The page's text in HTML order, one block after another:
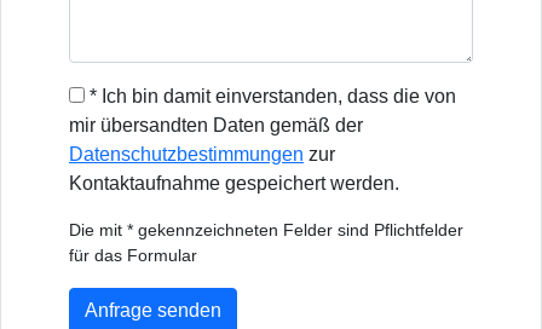
* Ich bin damit einverstanden, dass die von
mir übersandten Daten gemäß der
Datenschutzbestimmungen zur
Kontaktaufnahme gespeichert werden.
Die mit * gekennzeichneten Felder sind Pflichtfelder
für das Formular
Anfrage senden